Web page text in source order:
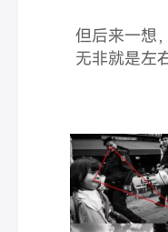
但后来一想
无非就是左